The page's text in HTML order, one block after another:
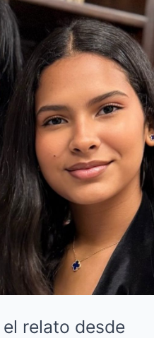
relato desde